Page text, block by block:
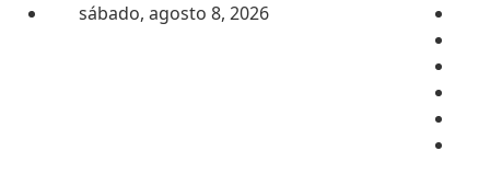
Saltar al contenidosábado, agosto 8, 2026